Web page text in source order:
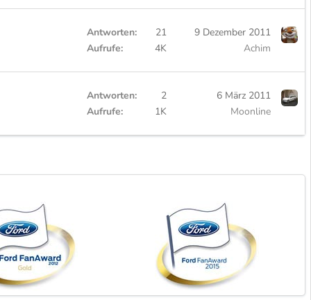
Antworten
21
Aufrufe
4K
9 Dezember 2011
Achim
Antworten
2
Aufrufe
1K
6 März 2011
Moonline